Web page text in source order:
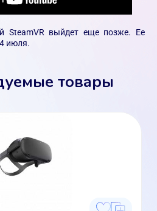
SteamVR выйдет еще позже. Ее
июля.
товары